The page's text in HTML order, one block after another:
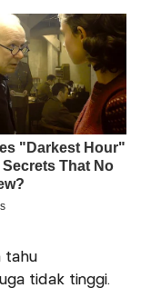
tahu
tidak tinggi.